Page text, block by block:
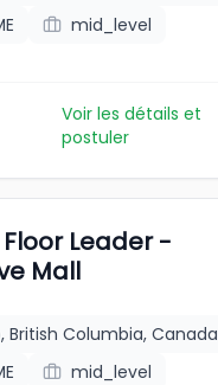
mid_level
Voir les détails et
postuler
Leader -
Mall
British Columbia, Canada
mid_level